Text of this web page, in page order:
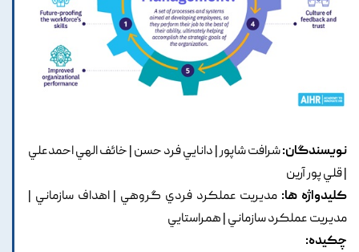
نویسندگان:شرافت شاپور | دانايي فرد حسن | خائف الهي احمدعلي
| قلي پور آرين
کلیدواژه ها: مديريت عملکرد فردي گروهي | اهداف سازماني |
مديريت عملکرد سازماني | همراستايي
چکیده: